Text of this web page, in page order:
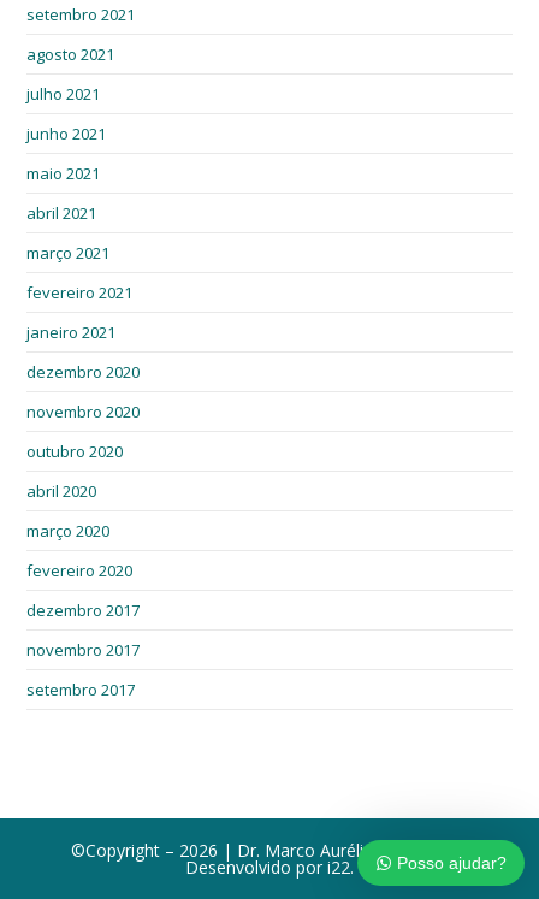
Posso ajudar?
setembro 2021
agosto 2021
julho 2021
junho 2021
maio 2021
abril 2021
março 2021
fevereiro 2021
janeiro 2021
dezembro 2020
novembro 2020
outubro 2020
abril 2020
março 2020
fevereiro 2020
dezembro 2017
novembro 2017
setembro 2017
©Copyright – 2026 | Dr. Marco Aurélio Lameirão |
Desenvolvido por i22.